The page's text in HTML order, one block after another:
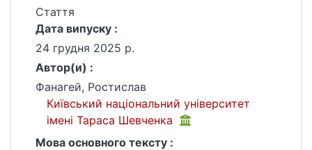
Стаття
Дата випуску :
24 грудня 2025 р.
Автор(и) :
Фанагей, Ростислав
Київський національний університет
імені Тараса Шевченка
Мова основного тексту :